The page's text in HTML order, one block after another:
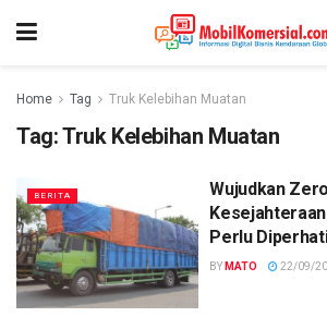
Home Tag Truk Kelebihan Muatan
Tag:Truk Kelebihan Muatan
BERITA
Wujudkan
Perlu
BY MATO 22/09/